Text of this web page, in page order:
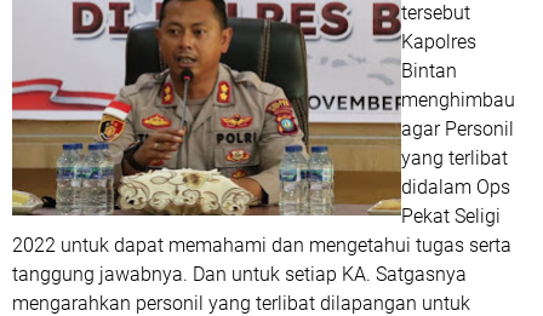
tersebut
Kapolres
Bintan
menghimbau
agar Personil
yang terlibat
didalam Ops
Pekat Seligi
2022 untuk dapat memahami dan mengetahui tugas serta
tanggung jawabnya. Dan untuk setiap KA. Satgasnya
mengarahkan personil yang terlibat dilapangan untuk